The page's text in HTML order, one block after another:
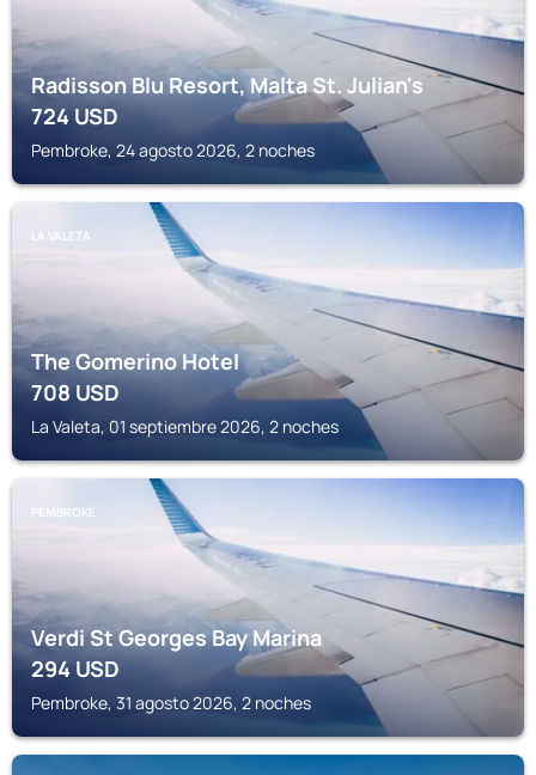
Radisson Blu Resort, Malta St. Julian's
724USD
Pembroke, 24 agosto 2026, 2 noches
LA VALETA
The Gomerino Hotel
708USD
La Valeta, 01 septiembre 2026, 2 noches
PEMBROKE
Verdi St Georges Bay Marina
294USD
Pembroke, 31 agosto 2026, 2 noches